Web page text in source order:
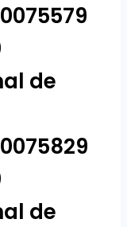
de
de